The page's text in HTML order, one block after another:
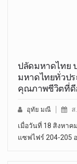
ปลัดมหาดไทย
มหาดไทยทั่วปร
คุณภาพชีวิตที่ดี
อุทัย มณี ส
เมื่อวันที่ 18 สิงหาค
แซฟไฟร์ 204-205